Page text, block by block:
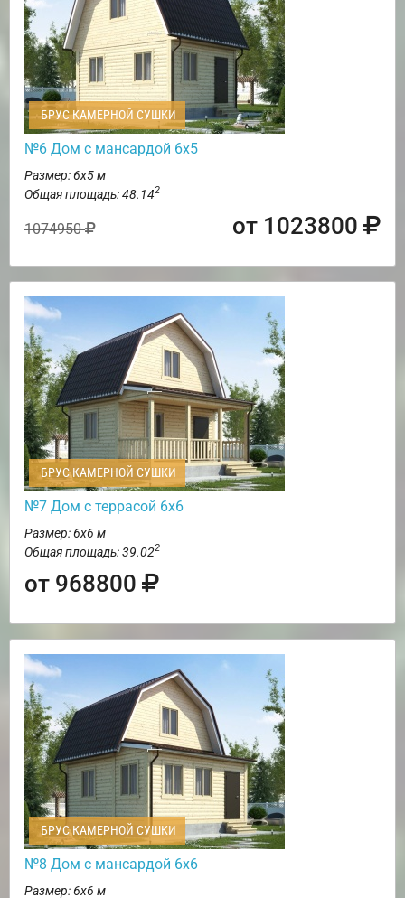
БРУС КАМЕРНОЙ СУШКИ
№6 Дом с мансардой 6х5
Размер: 6х5 м
Общая площадь: 48.142
1074950 от 1023800
БРУС КАМЕРНОЙ СУШКИ
№7 Дом с террасой 6х6
Размер: 6х6 м
Общая площадь: 39.022
от 968800
БРУС КАМЕРНОЙ СУШКИ
№8 Дом с мансардой 6х6
Размер: 6х6 м